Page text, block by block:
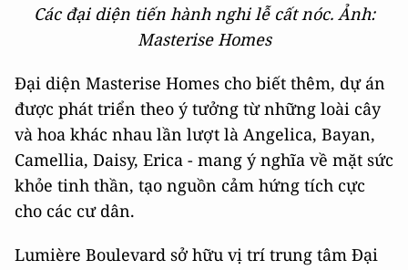
Các đại diện tiến hành nghi lễ cất nóc. Ảnh:
Masterise Homes
Đại diện Masterise Homes cho biết thêm, dự án
được phát triển theo ý tưởng từ những loài cây
và hoa khác nhau lần lượt là Angelica, Bayan,
Camellia, Daisy, Erica - mang ý nghĩa về mặt sức
khỏe tinh thần, tạo nguồn cảm hứng tích cực
cho các cư dân.
Lumière Boulevard sở hữu vị trí trung tâm Đại